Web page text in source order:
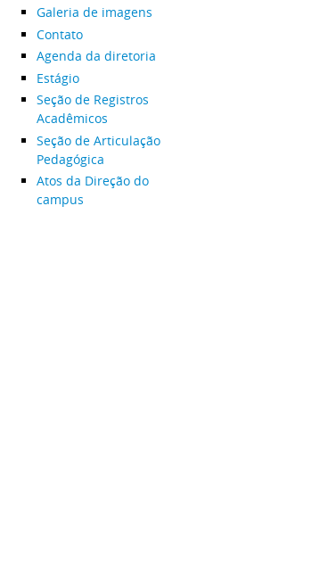
Galeria de imagens
Contato
Agenda da diretoria
Estágio
Seção de Registros
Acadêmicos
Seção de Articulação
Pedagógica
Atos da Direção do
campus